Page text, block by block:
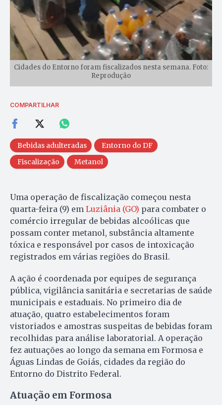
Cidades do Entorno foram fiscalizados nesta semana. Foto:
Reprodução
COMPARTILHAR
Bebidas adulteradas
Entorno do DF
Fiscalização
Metanol
Uma operação de fiscalização começou nesta
quarta-feira (9) em Luziânia (GO) para combater o
comércio irregular de bebidas alcoólicas que
possam conter metanol, substância altamente
tóxica e responsável por casos de intoxicação
registrados em várias regiões do Brasil.
A ação é coordenada por equipes de segurança
pública, vigilância sanitária e secretarias de saúde
municipais e estaduais. No primeiro dia de
atuação, quatro estabelecimentos foram
vistoriados e amostras suspeitas de bebidas foram
recolhidas para análise laboratorial. A operação
fez autuações ao longo da semana em Formosa e
Águas Lindas de Goiás, cidades da região do
Entorno do Distrito Federal.
Atuação em Formosa